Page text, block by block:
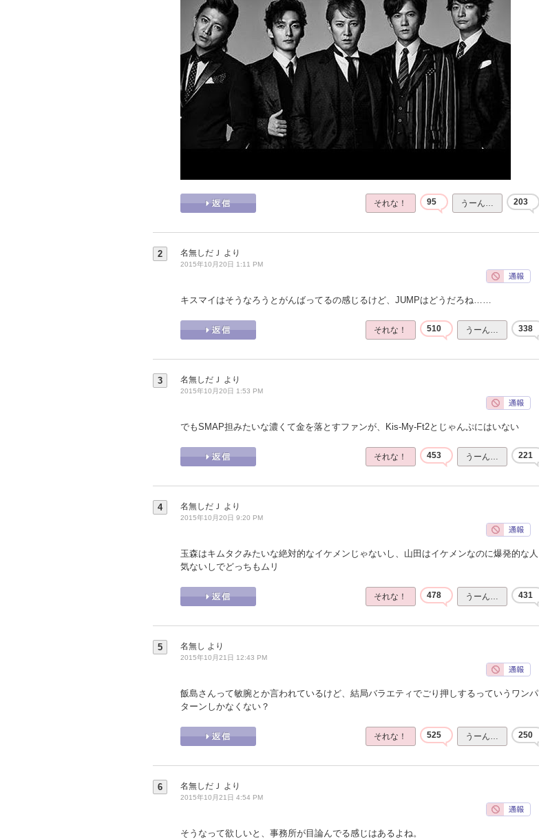
それな！ 95 うーん… 203
2 名無しだＪ より
2015年10月20日 1:11 PM
キスマイはそうなろうとがんばってるの感じるけど、JUMPはどうだろね……
それな！ 510 うーん… 338
3 名無しだＪ より
2015年10月20日 1:53 PM
でもSMAP担みたいな濃くて金を落とすファンが、Kis-My-Ft2とじゃんぷにはいない
それな！ 453 うーん… 221
4 名無しだＪ より
2015年10月20日 9:20 PM
玉森はキムタクみたいな絶対的なイケメンじゃないし、山田はイケメンなのに爆発的な人
気ないしでどっちもムリ
それな！ 478 うーん… 431
5 名無し より
2015年10月21日 12:43 PM
飯島さんって敏腕とか言われているけど、結局バラエティでごり押しするっていうワンパ
ターンしかなくない？
それな！ 525 うーん… 250
6 名無しだＪ より
2015年10月21日 4:54 PM
そうなって欲しいと、事務所が目論んでる感じはあるよね。